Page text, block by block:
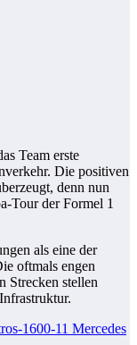
Team erste
Die positiven
denn nun
Tour der Formel 1
als eine der
oftmals engen
Strecken stellen